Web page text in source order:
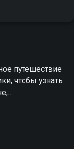
путешествие
чтобы узнать
в гармонии с